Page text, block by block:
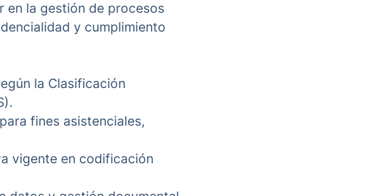
en la gestión de procesos
y cumplimiento
la Clasificación
fines asistenciales,
vigente en codificación